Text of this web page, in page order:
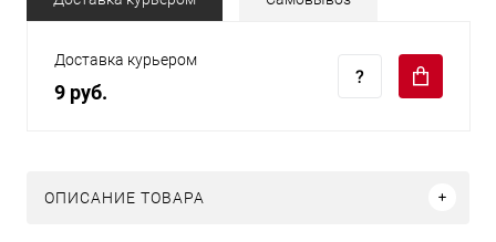
Доставка курьером
9 руб.
ОПИСАНИЕ ТОВАРА